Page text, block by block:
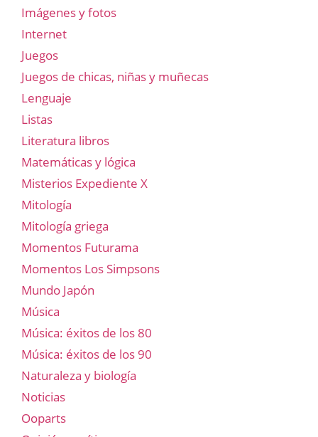
Imágenes y fotos
Internet
Juegos
Juegos de chicas, niñas y muñecas
Lenguaje
Listas
Literatura libros
Matemáticas y lógica
Misterios Expediente X
Mitología
Mitología griega
Momentos Futurama
Momentos Los Simpsons
Mundo Japón
Música
Música: éxitos de los 80
Música: éxitos de los 90
Naturaleza y biología
Noticias
Ooparts